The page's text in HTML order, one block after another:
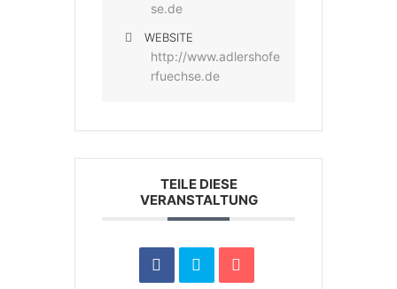
se.de
WEBSITE
http://www.adlershofe
rfuechse.de
TEILE DIESE
VERANSTALTUNG